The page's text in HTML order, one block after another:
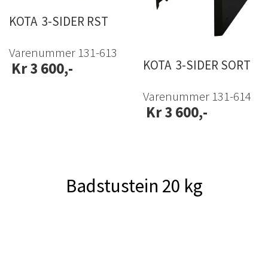
KOTA 3-SIDER RST
Varenummer 131-613
Kr 3 600,-
KOTA 3-SIDER SORT
Varenummer 131-614
Kr 3 600,-
Badstustein 20 kg